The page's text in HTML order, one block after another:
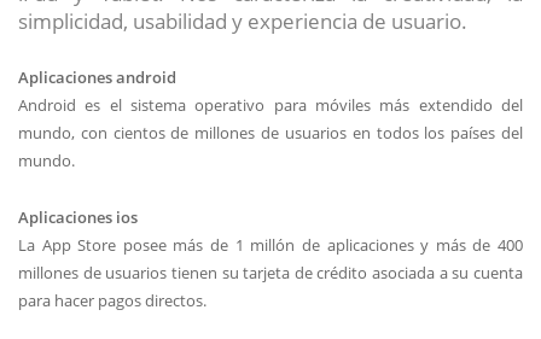
simplicidad, usabilidad y experiencia de usuario.
Aplicaciones android
Android es el sistema operativo para móviles más extendido del
mundo, con cientos de millones de usuarios en todos los países del
mundo.
Aplicaciones ios
La App Store posee más de 1 millón de aplicaciones y más de 400
millones de usuarios tienen su tarjeta de crédito asociada a su cuenta
para hacer pagos directos.